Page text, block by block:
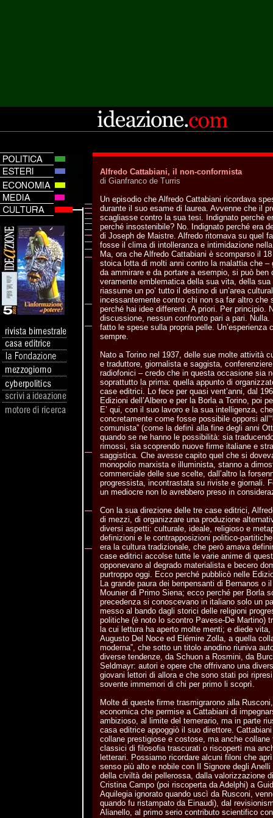
Alfredo Cattabiani, il non-conformista
di Gianfranco de Turris
Un episodio che Alfredo Cattabiani ricordava
durante il suo esame di laurea. Avvenne che il
scagliasse contro la sua tesi. Indignato perchè
perché insostenibile? No. Indignato perché era
di Joseph de Maistre. Alfredo ritornava su quel
fosse il clima di intolleranza e intimidazione
Ma, ora che Alfredo Cattabiani è scomparso il
stoica lotta di molti anni contro la malattia che –
da ammirare e da portare a esempio, si può ben
veramente emblematica della sua vita, della
riassume un po’ tutto il destino di un’area
incessantemente contro chi non sa far altro che
perché hai idee differenti. A priori. Per principio.
discussione, nessun confronto pari a pari.
fatto le spese sulla propria pelle. Un’esperienza
sempre.
Nato a Torino nel 1937, delle sue molte attività
e traduttore, giornalista e saggista,
radiofonici – credo che in questa occasione sia
soprattutto la prima: quella appunto di
case editrici. Lo fece per quasi vent’anni, dal
Edizioni dell’Albero e per la Borla a Torino, poi
E’ qui, con il suo lavoro e la sua intelligenza,
concretamente come fosse possibile opporsi
comunista” (come la definì alla fine degli anni
quando se ne hanno le possibilità: sia
rimossi, sia scoprendo nuove firme italiane e
saggistica. Che avesse capito quel che si
monopolio marxista e illuminista, stanno a
commerciale delle sue scelte, dall’altro la
progressista, incontrastata su riviste e giornali.
un mediocre non lo avrebbero preso in
Con la sua direzione delle tre case editrici,
di mezzi, di organizzare una produzione
diversi aspetti: culturale, ideale, religioso e
definizioni e le contrapposizioni politico-
era la cultura tradizionale, che però amava
case editrici accolse tutte le varie anime di
opponevano al degrado materialista e becero
purtroppo oggi. Ecco perché pubblicò nelle
La grande paura dei benpensanti di Bernanos o
Mounier di Primo Siena; ecco perché per Borla
precedenza si conoscevano in italiano solo un
messo al bando dagli storici delle religioni
politiche (è noto lo scontro Pavese-De Martino)
la cui lettura ha aperto molte menti; e diede
Augusto Del Noce ed Elémire Zolla, a quella
moderna”, che sotto un titolo anodino riuniva
diverse tendenze, da Schuon a Rosmini, da
Seldmayr: autori e opere che offrivano una
giovani lettori di allora e che sono stati poi
sovente immemori di chi per primo li scoprì.
Molte di queste firme trasmigrarono alla
economica che permise a Cattabiani di
ambizioso, al limite del temerario, ma in parte
casa editrice appoggiò il suo direttore.
collane prestigiose e costose, ma anche
classici di filosofia trascurati o riscoperti ma
letterari. Possiamo ricordare alcuni filoni che
senso più alto e nobile con Il Signore degli Anelli
della civiltà dei pellerossa, dalla valorizzazione
Cristina Campo (poi riscoperta da Adelphi) a
Aquilegia ignorato quando uscì da Rusconi,
quando fu ristampato da Einaudi), dal
Alianello, al primo serio contributo scientifico